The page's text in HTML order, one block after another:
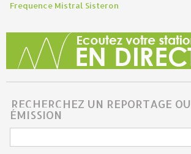
Frequence Mistral Sisteron
RECHERCHEZ UN REPORTAGE
ÉMISSION